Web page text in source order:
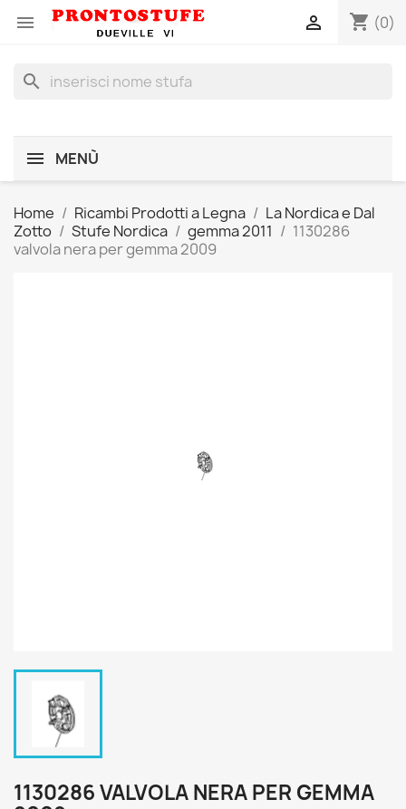
 shopping_cart (0)

search
MENÙ
Home Ricambi Prodotti a Legna
La Nordica e Dal
Zotto
Stufe Nordica gemma 2011
1130286
valvola nera per gemma 2009
1130286 VALVOLA NERA PER GEMMA